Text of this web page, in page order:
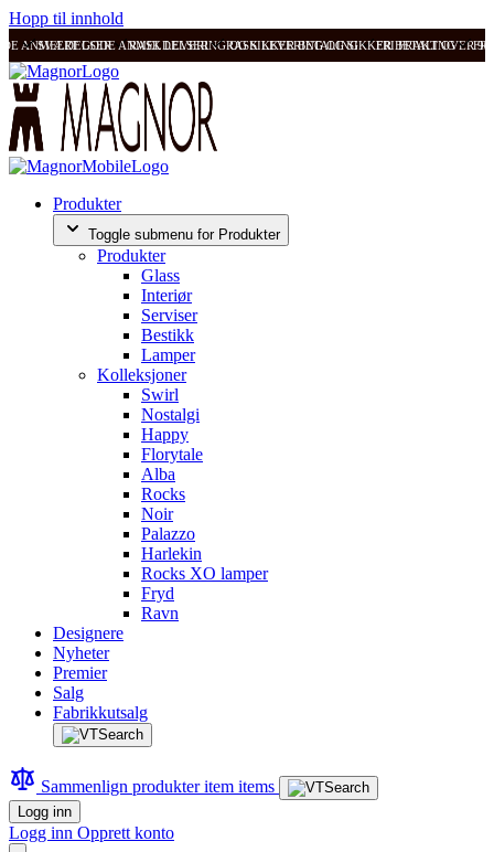
Hopp til innhold
ANMELDELSER RASK LEVERING OG SIKKER BETALING FRI FRAKT OVER
SVÆRT GODE ANMELDELSER RASK LEVERING OG SIKKER BETALING
Produkter
Toggle submenu for Produkter
Produkter
Glass
Interiør
Serviser
Bestikk
Lamper
Kolleksjoner
Swirl
Nostalgi
Happy
Florytale
Alba
Rocks
Noir
Palazzo
Harlekin
Rocks XO lamper
Fryd
Ravn
Designere
Nyheter
Premier
Salg
Fabrikkutsalg
Sammenlign produkteritem items
Logg inn
Logg inn Opprett konto